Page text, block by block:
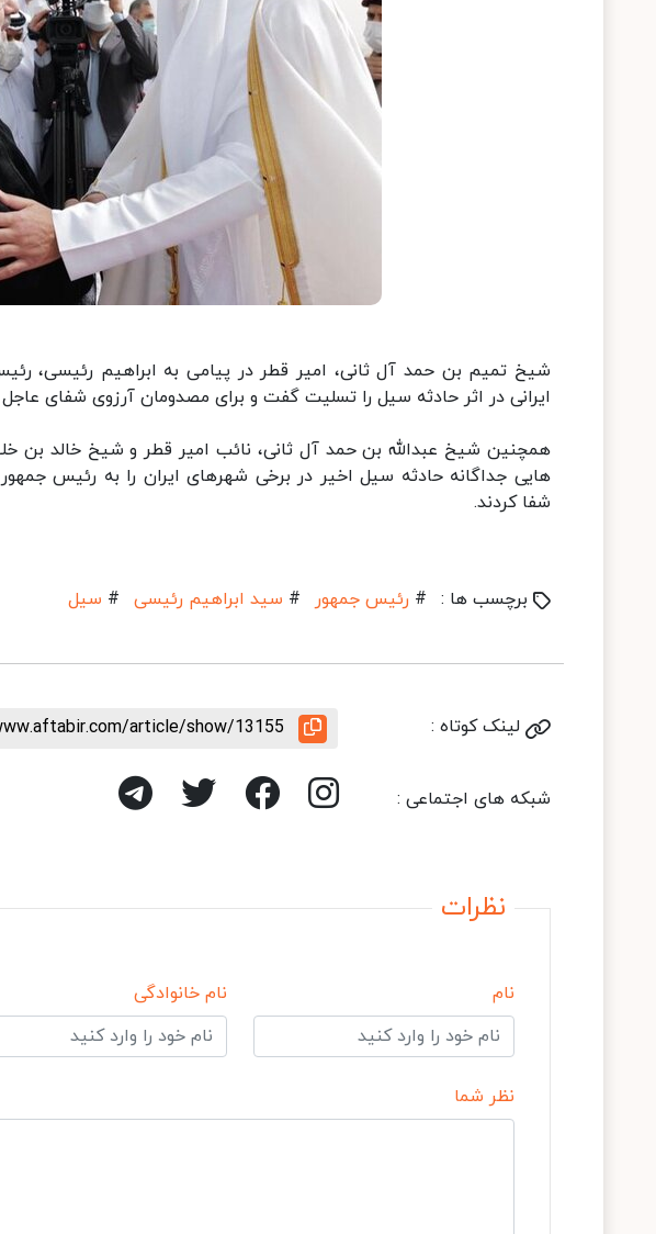
شیخ تمیم بن حمد آل ثانی، امیر قطر در پیامی به ابراهیم رئیسی،
ایرانی در اثر حادثه سیل را تسلیت گفت و برای مصدومان آرزوی شفای عاجل
همچنین شیخ عبدالله بن حمد آل ثانی، نائب امیر قطر و شیخ خالد بن
هایی جداگانه حادثه سیل اخیر در برخی شهرهای ایران را به رئیس
شفا کردند.
برچسب ها : # رئیس جمهور # سید ابراهیم رئیسی # سیل
لینک کوتاه : article/show/13155
شبکه های اجتماعی :
نظرات
نام نام خانوادگی
نظر شما